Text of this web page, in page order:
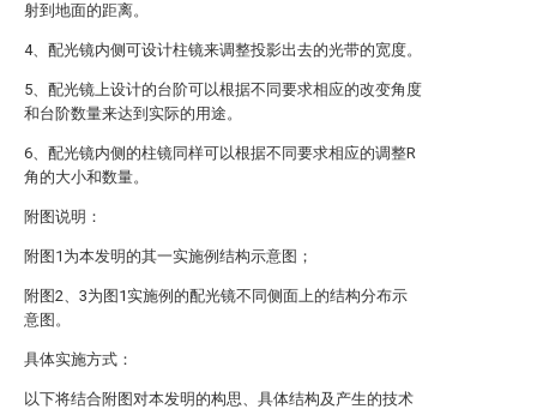
射到地面的距离。
4、配光镜内侧可设计柱镜来调整投影出去的光带的宽度。
5、配光镜上设计的台阶可以根据不同要求相应的改变角度
和台阶数量来达到实际的用途。
6、配光镜内侧的柱镜同样可以根据不同要求相应的调整R
角的大小和数量。
附图说明：
附图1为本发明的其一实施例结构示意图；
附图2、3为图1实施例的配光镜不同侧面上的结构分布示
意图。
具体实施方式：
以下将结合附图对本发明的构思、具体结构及产生的技术